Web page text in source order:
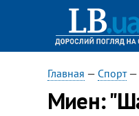
Главная — Спорт—
Миен: